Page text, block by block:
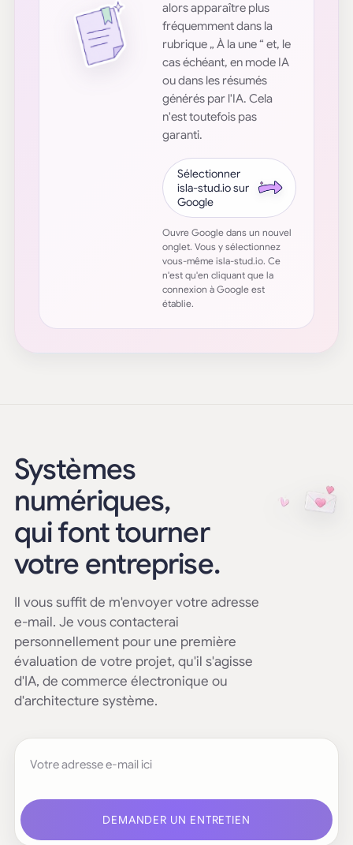
alors apparaître plus
fréquemment dans la
rubrique „ À la une “ et, le
cas échéant, en mode IA
ou dans les résumés
générés par l'IA. Cela
n'est toutefois pas
garanti.
Sélectionner
isla-stud.io sur
Google
Ouvre Google dans un nouvel
onglet. Vous y sélectionnez
vous-même isla-stud.io. Ce
n'est qu'en cliquant que la
connexion à Google est
établie.
Systèmes
numériques,
qui font tourner
votre entreprise.
Il vous suffit de m'envoyer votre adresse
e-mail. Je vous contacterai
personnellement pour une première
évaluation de votre projet, qu'il s'agisse
d'IA, de commerce électronique ou
d'architecture système.
DEMANDER UN ENTRETIEN